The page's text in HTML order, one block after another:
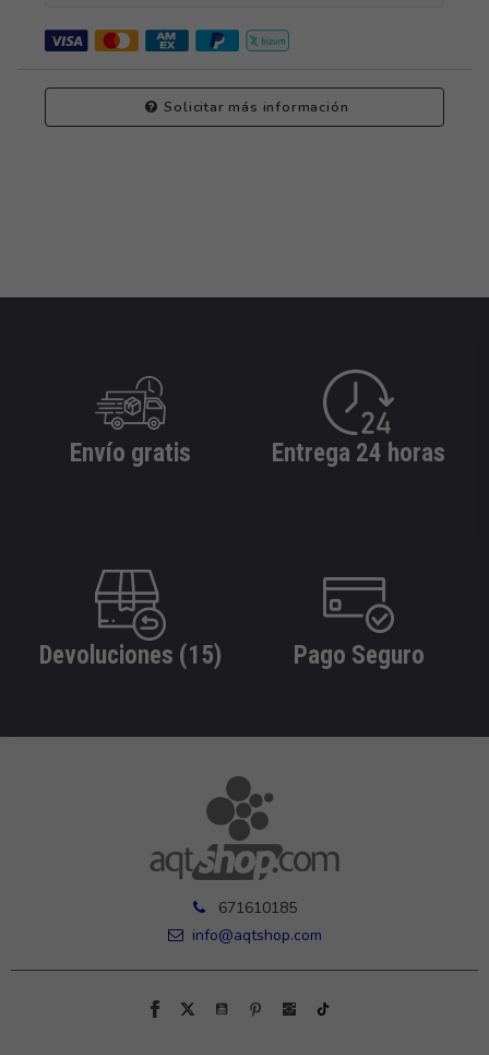
Solicitar más información
Envío gratis Entrega 24 horas
Devoluciones (15) Pago Seguro
671610185
info@aqtshop.com